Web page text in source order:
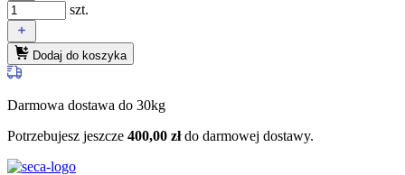
szt.
Dodaj do koszyka
Darmowa dostawa do 30kg
Potrzebujesz jeszcze 400,00 złdo darmowej dostawy.